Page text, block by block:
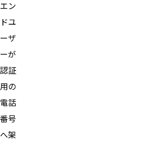
エン
ドユ
ーザ
ーが
認証
用の
電話
番号
へ架